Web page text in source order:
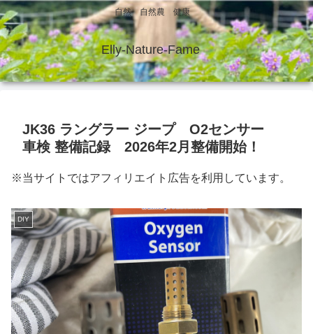
自然 自然農 健康
Elly-Nature-Fame
JK36 ラングラー ジープ O2センサー
車検 整備記録 2026年2月整備開始！
※当サイトではアフィリエイト広告を利用しています。
DIY